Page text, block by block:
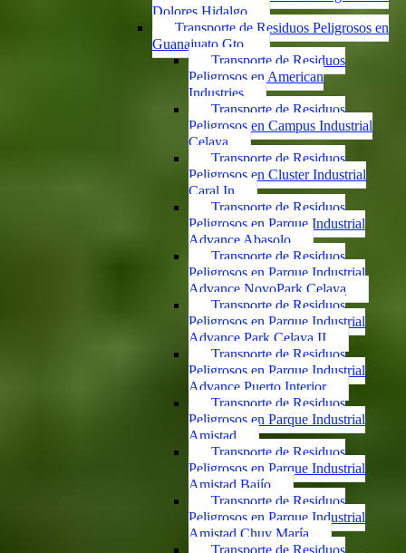
Dolores Hidalgo
Transporte de Residuos Peligrosos en
Guanajuato Gto.
Transporte de Residuos
Peligrosos en American
Industries
Transporte de Residuos
Peligrosos en Campus Industrial
Celaya
Transporte de Residuos
Peligrosos en Cluster Industrial
Caral In
Transporte de Residuos
Peligrosos en Parque Industrial
Advance Abasolo
Transporte de Residuos
Peligrosos en Parque Industrial
Advance NovoPark Celaya
Transporte de Residuos
Peligrosos en Parque Industrial
Advance Park Celaya II
Transporte de Residuos
Peligrosos en Parque Industrial
Advance Puerto Interior
Transporte de Residuos
Peligrosos en Parque Industrial
Amistad
Transporte de Residuos
Peligrosos en Parque Industrial
Amistad Bajío
Transporte de Residuos
Peligrosos en Parque Industrial
Amistad Chuy María
Transporte de Residuos